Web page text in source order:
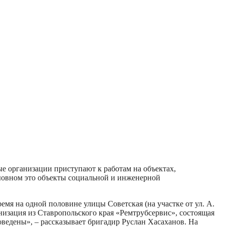
организации приступают к работам на объектах,
это объекты социальной и инженерной
на одной половине улицы Советская (на участке от ул. А.
из Ставропольского края «Ремтрубсервис», состоящая
– рассказывает бригадир Руслан Хасаханов. На